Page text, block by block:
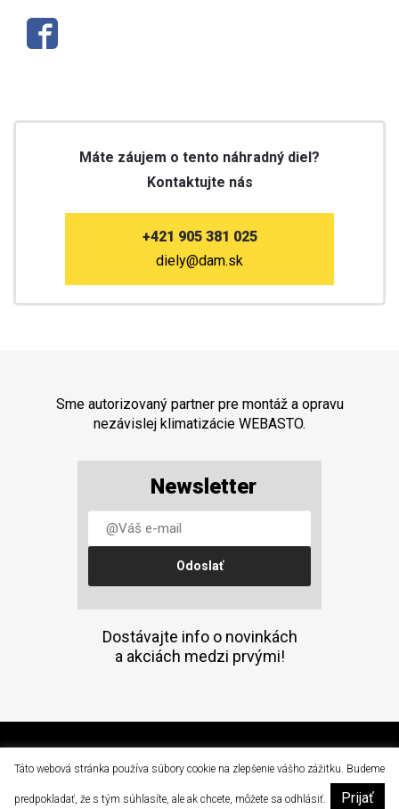
Máte záujem o tento náhradný diel?
Kontaktujte nás
+421 905 381 025
diely@dam.sk
Sme autorizovaný partner pre montáž a opravu
nezávislej klimatizácie WEBASTO.
Newsletter
Dostávajte info o novinkách
a akciách medzi prvými!
dam@dam.sk|051 / 77 64 502
Táto webová stránka používa súbory cookie na zlepšenie vášho zážitku. Budeme
predpokladať, že s tým súhlasíte, ale ak chcete, môžete sa odhlásiť. Prijať